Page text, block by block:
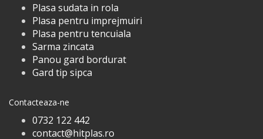
Plasa sudata in rola
Plasa pentru imprejmuiri
Plasa pentru tencuiala
Sarma zincata
Panou gard bordurat
Gard tip sipca
Contacteaza-ne
0732 122 442
contact@hitplas.ro